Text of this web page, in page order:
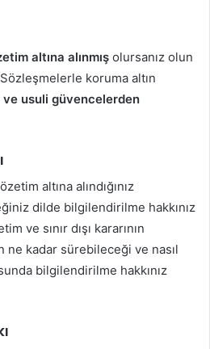
altına alınmış olursanız olun
koruma altın
usuli güvencelerden
altına alındığınız
dilde bilgilendirilme hakkınız
ve sınır dışı kararının
ne kadar sürebileceği ve nasıl
bilgilendirilme hakkınız